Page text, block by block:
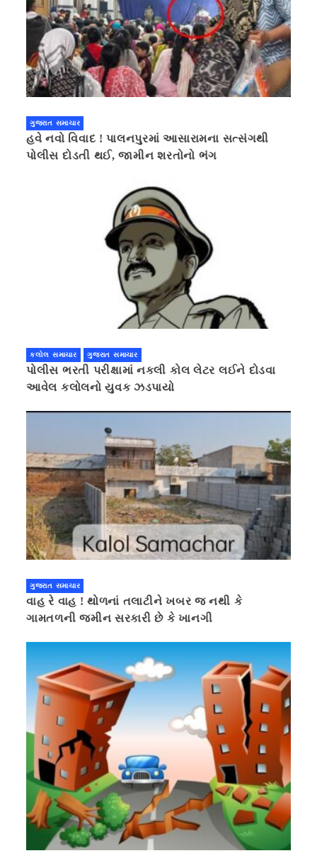
ગુજરાત સમાચાર
હવે નવો વિવાદ ! પાલનપુરમાં આસારામના સત્સંગથી
પોલીસ દોડતી થઈ, જામીન શરતોનો ભંગ
કલોલ સમાચાર ગુજરાત સમાચાર
પોલીસ ભરતી પરીક્ષામાં નકલી કોલ લેટર લઈને દોડવા
આવેલ કલોલનો યુવક ઝડપાયો
ગુજરાત સમાચાર
વાહ રે વાહ ! થોળનાં તલાટીને ખબર જ નથી કે
ગામતળની જમીન સરકારી છે કે ખાનગી